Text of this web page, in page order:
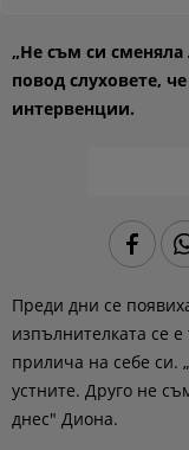
„Не съм си сменяла
повод слуховете,
интервенции.
Преди дни се
изпълнителката се е
прилича на себе си.
устните. Друго не
днес" Диона.